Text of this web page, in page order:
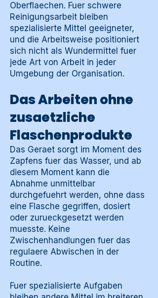
Oberflaechen. Fuer schwere
Reinigungsarbeit bleiben
spezialisierte Mittel geeigneter,
und die Arbeitsweise positioniert
sich nicht als Wundermittel fuer
jede Art von Arbeit in jeder
Umgebung der Organisation.
Das Arbeiten ohne
zusaetzliche
Flaschenprodukte
Das Geraet sorgt im Moment des
Zapfens fuer das Wasser, und ab
diesem Moment kann die
Abnahme unmittelbar
durchgefuehrt werden, ohne dass
eine Flasche gegriffen, dosiert
oder zurueckgesetzt werden
muesste. Keine
Zwischenhandlungen fuer das
regulaere Abwischen in der
Routine.
Fuer spezialisierte Aufgaben